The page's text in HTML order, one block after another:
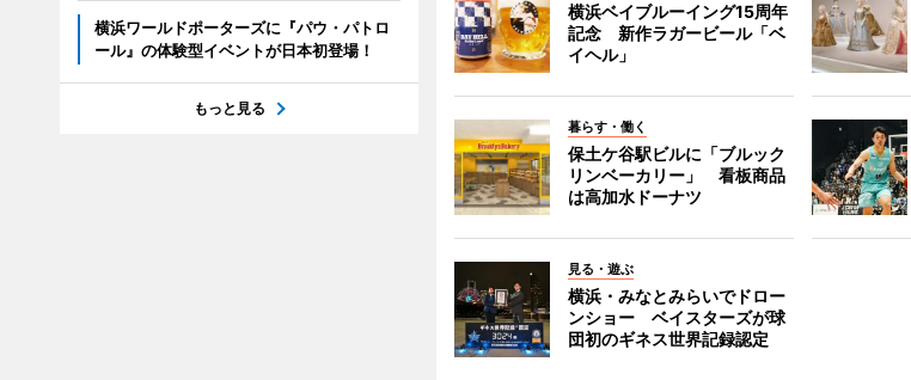
横浜ベイブルーイング15周年
記念 新作ラガービール「ベ
イヘル」
暮らす・働く
保土ケ谷駅ビルに「ブルック
リンベーカリー」 看板商品
は高加水ドーナツ
見る・遊ぶ
横浜・みなとみらいでドロー
ンショー ベイスターズが球
団初のギネス世界記録認定
横浜ワールドポーターズに『パウ・パトロ
ール』の体験型イベントが日本初登場！
もっと見る